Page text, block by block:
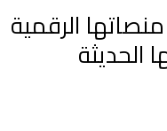
الرقمية
الحديثة